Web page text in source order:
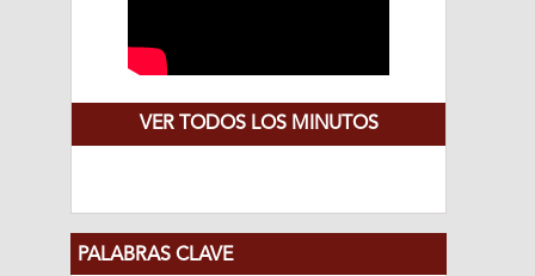
VER TODOS LOS MINUTOS
PALABRAS CLAVE